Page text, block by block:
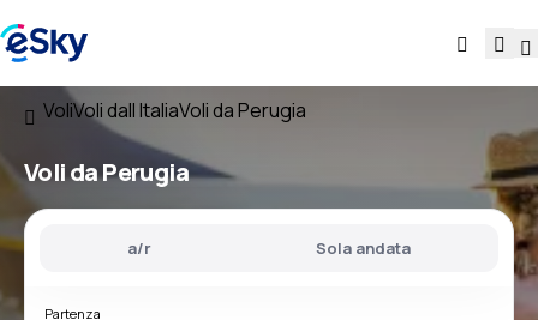
VoliVoli dall ItaliaVoli da Perugia
Volida Perugia
a/r Sola andata
Partenza